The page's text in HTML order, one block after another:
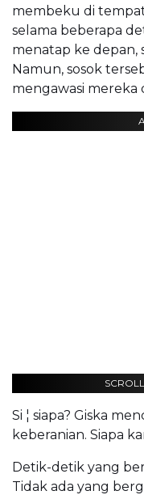
membeku di
selama beberapa
menatap ke depan,
Namun, sosok
mengawasi mereka
Si ¦ siapa? Giska
keberanian. Siapa
Detik-detik yang
Tidak ada yang